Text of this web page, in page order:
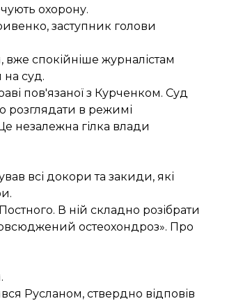
охорону.
заступник голови
вже спокійніше журналістам
на суд.
пов'язаної з Курченком. Суд
розглядати в режимі
незалежна гілка влади
всі докори та закиди, які
В ній складно розібрати
остеохондроз». Про
Русланом, ствердно відповів